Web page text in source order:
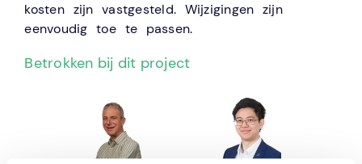
kosten zijn vastgesteld. Wijzigingen zijn
eenvoudig toe te passen.
Betrokken bij dit project